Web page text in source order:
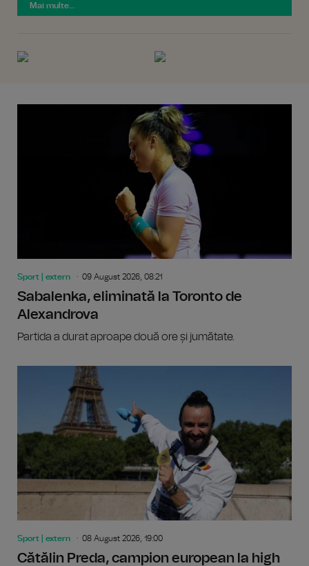
Mai multe...
Sport | extern 09 August 2026, 08:21
Sabalenka, eliminată la Toronto de
Alexandrova
Partida a durat aproape două ore și jumătate.
Sport | extern 08 August 2026, 19:00
Cătălin Preda, campion european la high